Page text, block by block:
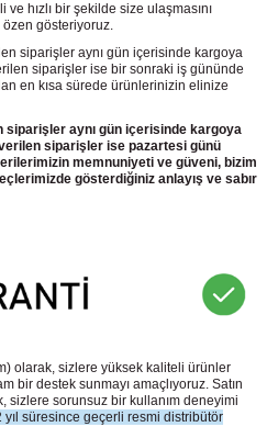
hızlı bir şekilde size ulaşmasını
gösteriyoruz.
siparişler aynı gün içerisinde kargoya
siparişler ise bir sonraki iş gününde
en kısa sürede ürünlerinizin elinize
siparişler aynı gün içerisinde kargoya
siparişler ise pazartesi günü
memnuniyeti ve güveni, bizim
gösterdiğiniz anlayış ve sabır
olarak, sizlere yüksek kaliteli ürünler
bir destek sunmayı amaçlıyoruz. Satın
sizlere sorunsuz bir kullanım deneyimi
yıl süresince geçerli resmi distribütör